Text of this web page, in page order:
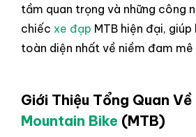
tầm quan trọng và những công
chiếc xe đạp MTB hiện đại,
toàn diện nhất về niềm đam mê
Giới Thiệu Tổng Quan
Mountain Bike (MTB)